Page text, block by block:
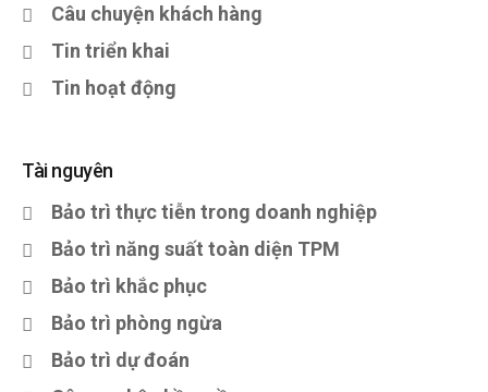
Câu chuyện khách hàng
Tin triển khai
Tin hoạt động
Tài nguyên
Bảo trì thực tiễn trong doanh nghiệp
Bảo trì năng suất toàn diện TPM
Bảo trì khắc phục
Bảo trì phòng ngừa
Bảo trì dự đoán